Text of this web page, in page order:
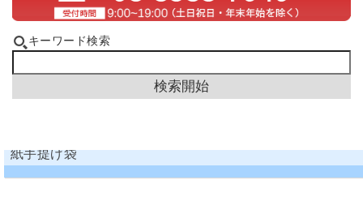
キーワード検索
紙手提げ袋